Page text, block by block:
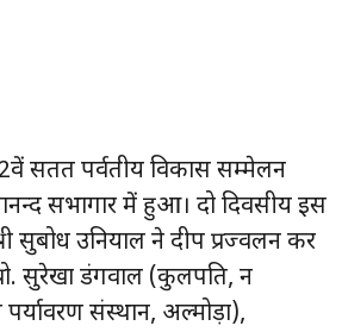
सतत पर्वतीय विकास सम्मेलन
सभागार में हुआ। दो दिवसीय इस
सुबोध उनियाल ने दीप प्रज्वलन कर
सुरेखा डंगवाल (कुलपति, दून
पर्यावरण संस्थान, अल्मोड़ा),